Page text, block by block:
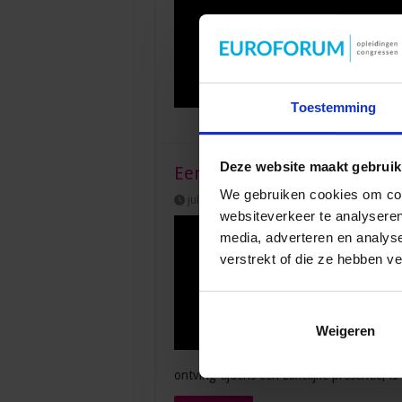
Toestemming
Deze website maakt
We gebruiken cookies om
websiteverkeer te
media, adverteren en
verstrekt of die ze hebben
Weigeren
Een bedrijfsevenement
juli 20, 2022 1
ontving tijdens een zakelijke presentie,